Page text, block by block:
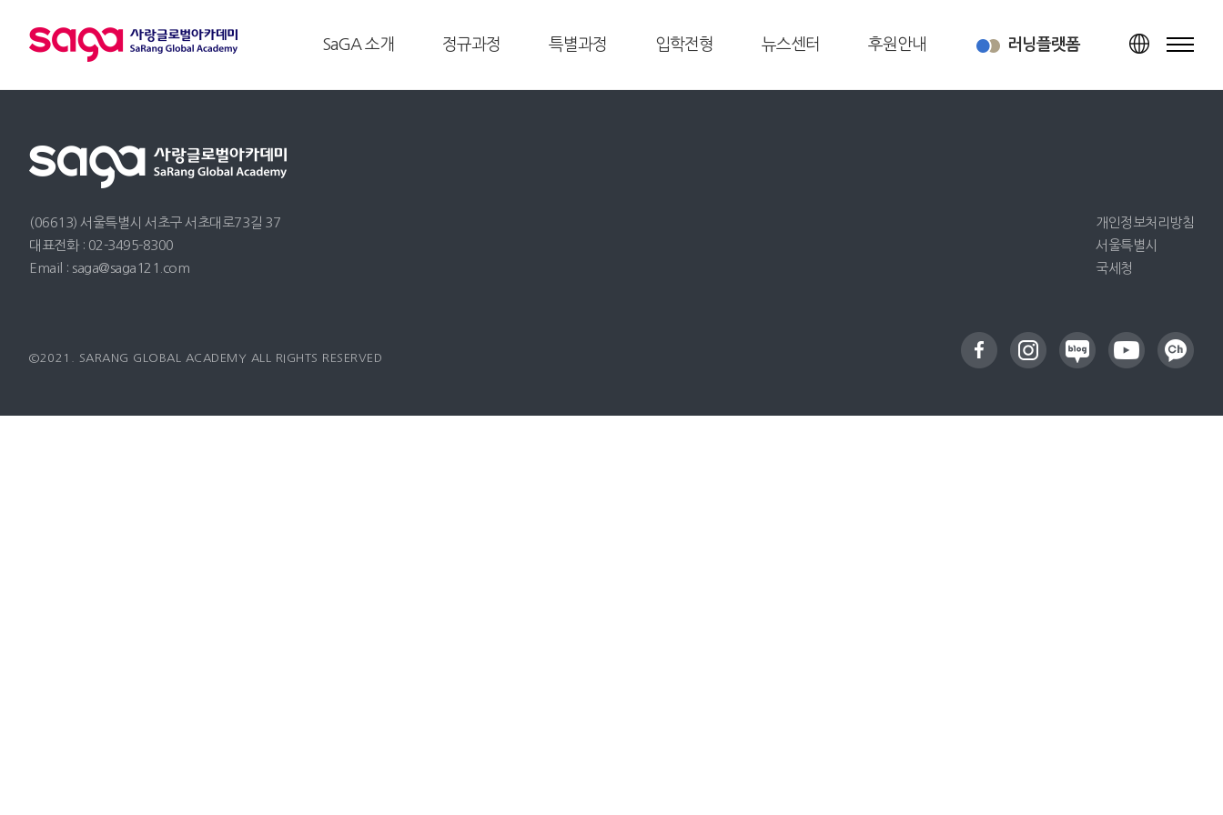
SaGA 소개 정규과정 특별과정 입학전형 뉴스센터 후원안내 러닝플랫폼 TOP
(06613) 서울특별시 서초구 서초대로73길 37
대표전화 : 02-3495-8300
Email : saga@saga121.com
개인정보처리방침
서울특별시
국세청
©2021. SARANG GLOBAL ACADEMY ALL RIGHTS RESERVED